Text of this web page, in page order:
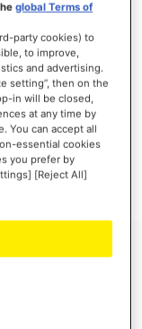
salvare più di un
global Terms of
party cookies) to
to improve,
and advertising.
setting”, then on the
in will be closed,
at any time by
You can accept all
essential cookies
you prefer by
[Reject All]